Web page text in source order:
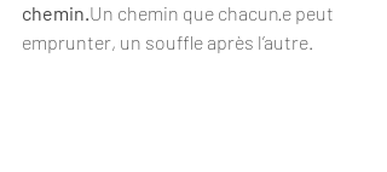
chemin.Un chemin que chacun·e peut
emprunter, un souffle après l’autre.